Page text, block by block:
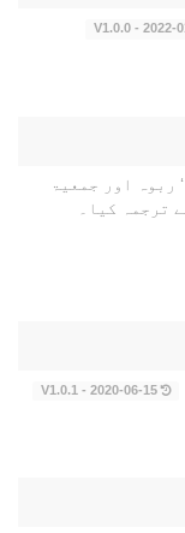
ربوہ اور جمعیۃ
ترجمہ کیا۔
2020-06-15 - V1.0.1